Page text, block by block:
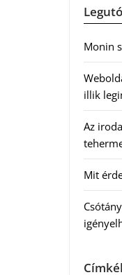
Monin
illik
Az
Mit